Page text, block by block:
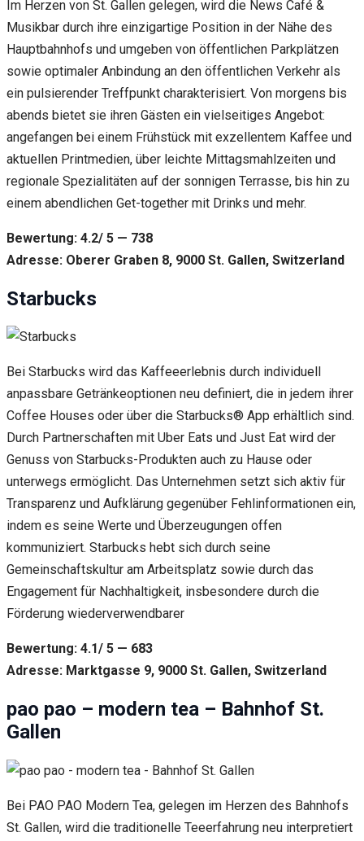
Im Herzen von St. Gallen gelegen, wird die News Café &
Musikbar durch ihre einzigartige Position in der Nähe des
Hauptbahnhofs und umgeben von öffentlichen Parkplätzen
sowie optimaler Anbindung an den öffentlichen Verkehr als
ein pulsierender Treffpunkt charakterisiert. Von morgens bis
abends bietet sie ihren Gästen ein vielseitiges Angebot:
angefangen bei einem Frühstück mit exzellentem Kaffee und
aktuellen Printmedien, über leichte Mittagsmahlzeiten und
regionale Spezialitäten auf der sonnigen Terrasse, bis hin zu
einem abendlichen Get-together mit Drinks und mehr.
Bewertung: 4.2/ 5 — 738
Adresse: Oberer Graben 8, 9000 St. Gallen, Switzerland
Starbucks
Bei Starbucks wird das Kaffeeerlebnis durch individuell
anpassbare Getränkeoptionen neu definiert, die in jedem ihrer
Coffee Houses oder über die Starbucks® App erhältlich sind.
Durch Partnerschaften mit Uber Eats und Just Eat wird der
Genuss von Starbucks-Produkten auch zu Hause oder
unterwegs ermöglicht. Das Unternehmen setzt sich aktiv für
Transparenz und Aufklärung gegenüber Fehlinformationen ein,
indem es seine Werte und Überzeugungen offen
kommuniziert. Starbucks hebt sich durch seine
Gemeinschaftskultur am Arbeitsplatz sowie durch das
Engagement für Nachhaltigkeit, insbesondere durch die
Förderung wiederverwendbarer
Bewertung: 4.1/ 5 — 683
Adresse: Marktgasse 9, 9000 St. Gallen, Switzerland
pao pao – modern tea – Bahnhof St.
Gallen
Bei PAO PAO Modern Tea, gelegen im Herzen des Bahnhofs
St. Gallen, wird die traditionelle Teeerfahrung neu interpretiert